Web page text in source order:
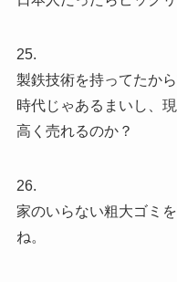
25.
製鉄技術を持ってたか
時代じゃあるまいし、
高く売れるのか？
26.
家のいらない粗大ゴミ
ね。